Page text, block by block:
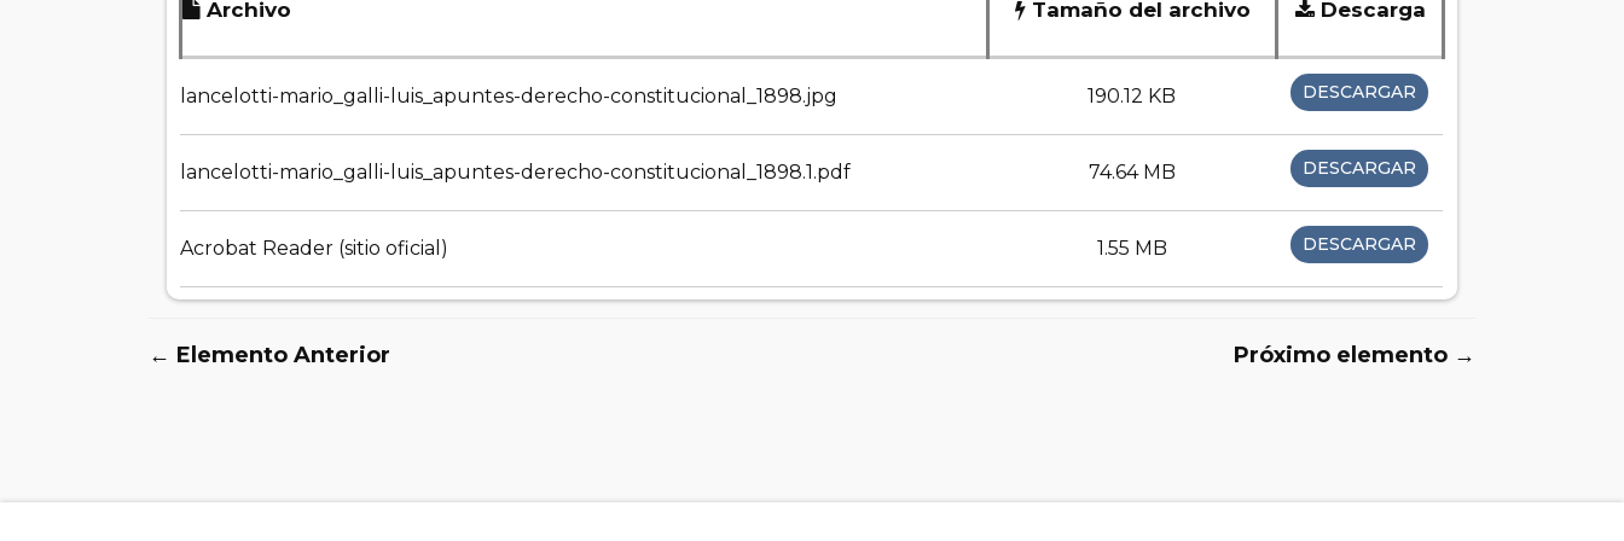
Archivo Tamaño del archivo Descarga
lancelotti-mario_galli-luis_apuntes-derecho-constitucional_1898.jpg 190.12 KB DESCARGAR
lancelotti-mario_galli-luis_apuntes-derecho-constitucional_1898.1.pdf 74.64 MB DESCARGAR
Acrobat Reader (sitio oficial) 1.55 MB DESCARGAR
← Elemento Anterior Próximo elemento →